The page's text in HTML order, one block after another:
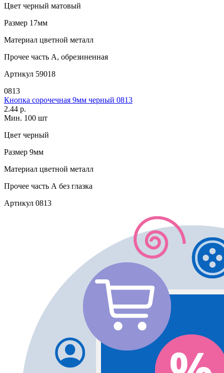
Цвет черный матовый
Размер 17мм
Материал цветной металл
Прочее часть А, обрезиненная
Артикул 59018
0813
Кнопка сорочечная 9мм черный 0813
2.44 р.
Мин. 100 шт
Цвет черный
Размер 9мм
Материал цветной металл
Прочее часть А без глазка
Артикул 0813